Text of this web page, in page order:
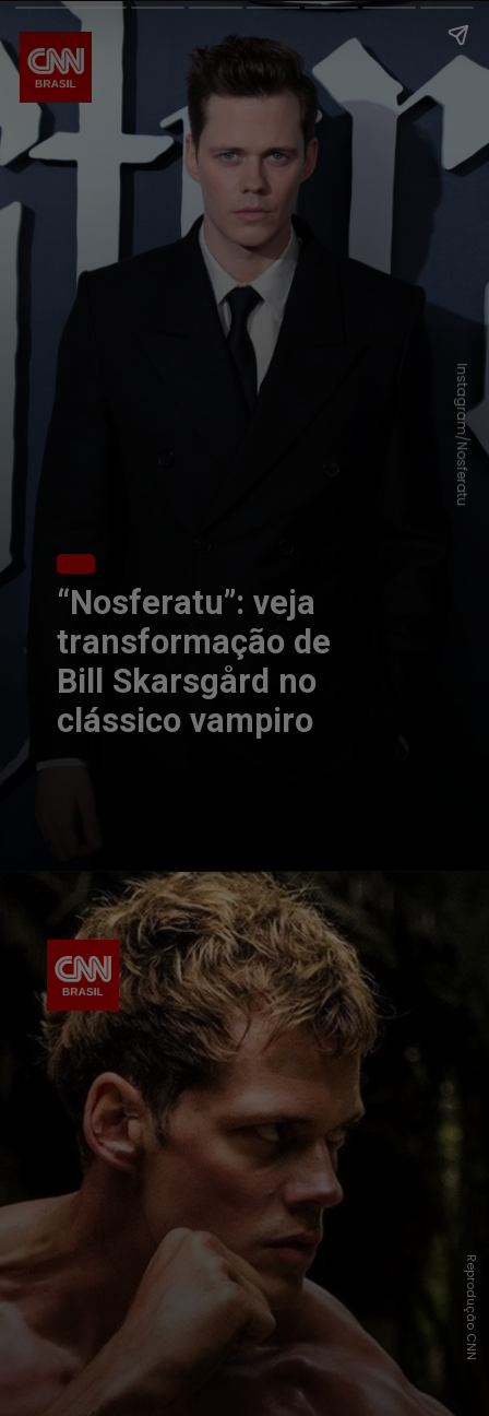
“Nosferatu”: veja
transformação de
Bill Skarsgård no
clássico vampiro
Instagram/Nosferatu
Reprodução CNN